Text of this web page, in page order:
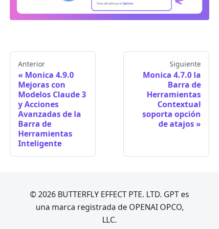
Anterior
Monica 4.9.0
Mejoras con
Modelos Claude 3
y Acciones
Avanzadas de la
Barra de
Herramientas
Inteligente
Siguiente
Monica 4.7.0 la
Barra de
Herramientas
Contextual
soporta opción
de atajos
© 2026 BUTTERFLY EFFECT PTE. LTD. GPT es
una marca registrada de OPENAI OPCO,
LLC.